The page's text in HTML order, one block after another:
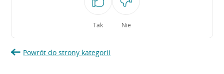
Tak Nie
Powrót do strony kategorii